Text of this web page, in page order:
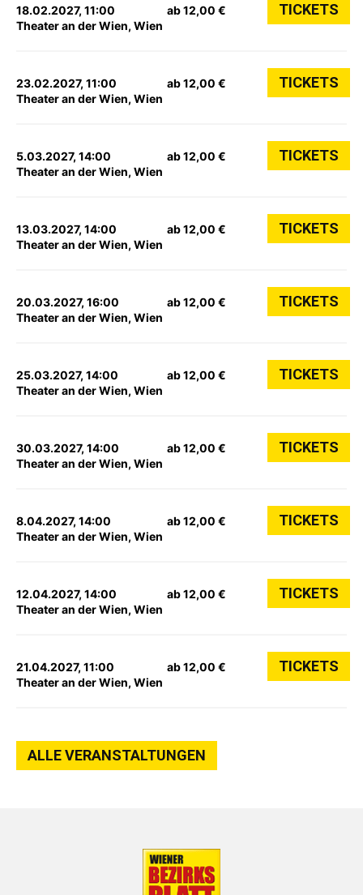
18.02.2027, 11:00
Theater an der Wien, Wien
ab 12,00 € TICKETS
23.02.2027, 11:00
Theater an der Wien, Wien
ab 12,00 € TICKETS
5.03.2027, 14:00
Theater an der Wien, Wien
ab 12,00 € TICKETS
13.03.2027, 14:00
Theater an der Wien, Wien
ab 12,00 € TICKETS
20.03.2027, 16:00
Theater an der Wien, Wien
ab 12,00 € TICKETS
25.03.2027, 14:00
Theater an der Wien, Wien
ab 12,00 € TICKETS
30.03.2027, 14:00
Theater an der Wien, Wien
ab 12,00 € TICKETS
8.04.2027, 14:00
Theater an der Wien, Wien
ab 12,00 € TICKETS
12.04.2027, 14:00
Theater an der Wien, Wien
ab 12,00 € TICKETS
21.04.2027, 11:00
Theater an der Wien, Wien
ab 12,00 € TICKETS
ALLE VERANSTALTUNGEN